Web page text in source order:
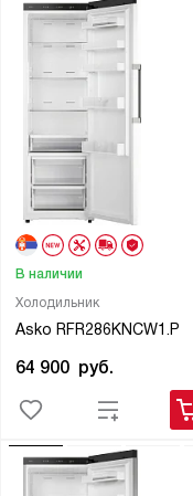
Холодильник
Asko RFR286KNCW1.P
В наличии
64 900 руб.